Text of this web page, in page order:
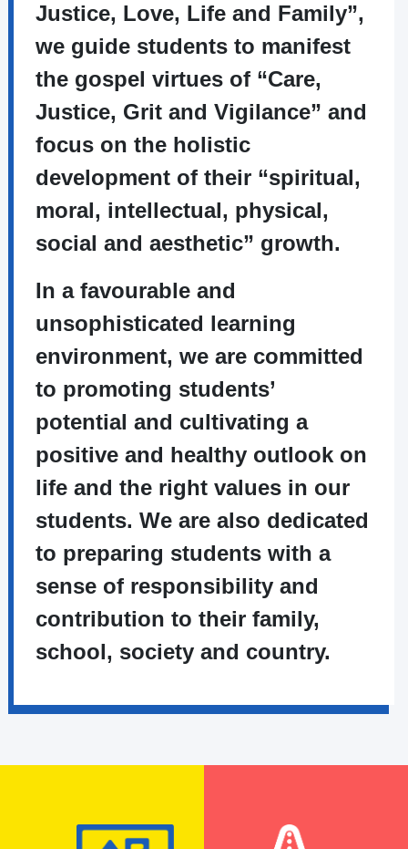
Justice, Love, Life and Family”,
we guide students to manifest
the gospel virtues of “Care,
Justice, Grit and Vigilance” and
focus on the holistic
development of their “spiritual,
moral, intellectual, physical,
social and aesthetic” growth.
In a favourable and
unsophisticated learning
environment, we are committed
to promoting students’
potential and cultivating a
positive and healthy outlook on
life and the right values in our
students. We are also dedicated
to preparing students with a
sense of responsibility and
contribution to their family,
school, society and country.